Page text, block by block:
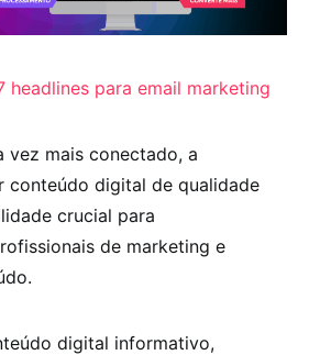
vez mais conectado, a
conteúdo digital de qualidade
crucial para
de marketing e
digital informativo,